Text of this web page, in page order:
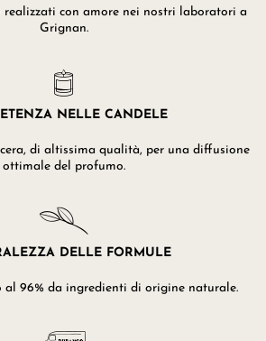
con amore nei nostri laboratori a
Grignan.
NELLE CANDELE
di altissima qualità, per una diffusione
ottimale del profumo.
DELLE FORMULE
al 96% da ingredienti di origine naturale.